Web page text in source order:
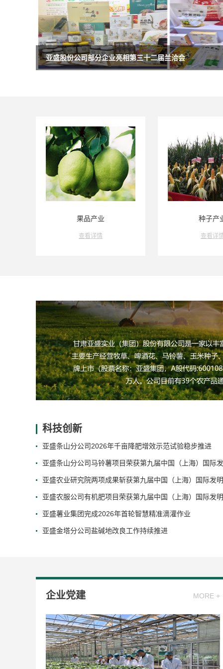
亚盛股份公司各企业开展“七一”专题活动
种子产业
查看详情
辣椒产
查看详
科技创新
亚盛条山分公司2026年千亩降肥增效示范试验稳步推进
亚盛条山分公司马铃薯项目荣获第九届中国（上海）国际
亚盛农业研究院两项成果斩获第九届中国（上海）国际发
亚盛农服公司有机肥项目荣获第九届中国（上海）国际发
亚盛薯业集团完成2026年首轮智慧精准滴灌作业
亚盛金塔分公司盐碱地改良工作持续推进
企业党建 MORE +